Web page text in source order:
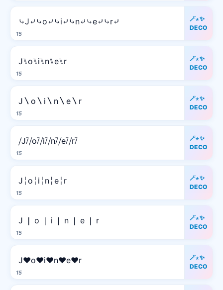
15
⤷J⤶⤷o⤶⤷i⤶⤷n⤶⤷e⤶⤷r⤶
🪄⋆✨
DECO
15
J⑊o⑊i⑊n⑊e⑊r
🪄⋆✨
DECO
15
J〵o〵i〵n〵e〵r
🪄⋆✨
DECO
15
⧸J⧶⧸o⧶⧸i⧶⧸n⧶⧸e⧶⧸r⧶
🪄⋆✨
DECO
15
J╎o╎i╎n╎e╎r
🪄⋆✨
DECO
15
J ❘ o ❘ i ❘ n ❘ e ❘ r
🪄⋆✨
DECO
15
J♥o♥i♥n♥e♥r
🪄⋆✨
DECO